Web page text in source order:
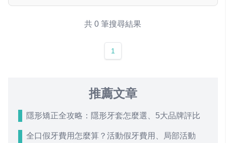
共 0 筆搜尋結果
1
推薦文章
隱形矯正全攻略：隱形牙套怎麼選、5大品牌評比
全口假牙費用怎麼算？活動假牙費用、局部活動